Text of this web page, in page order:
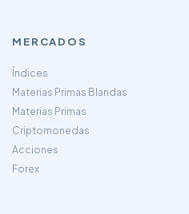
MERCADOS
Índices
Materias Primas Blandas
Materias Primas
Criptomonedas
Acciones
Forex